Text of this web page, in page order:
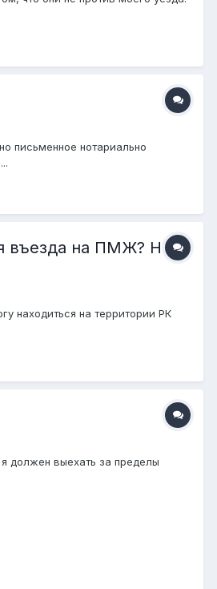
письменное нотариально
въезда на ПМЖ? На
находиться на территории РК
должен выехать за пределы